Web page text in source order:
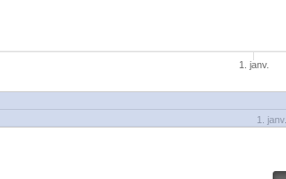
1. janv.
1. janv.